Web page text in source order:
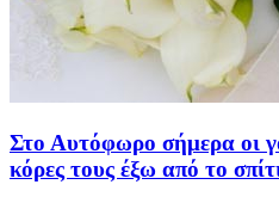
Στο Αυτόφωρο σήμερα οι
κόρες τους έξω από το